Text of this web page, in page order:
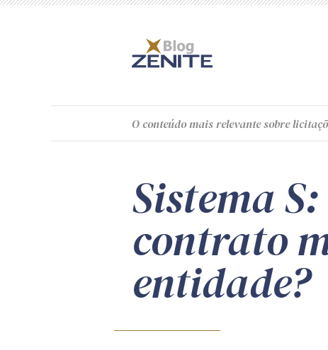
O conteúdomais relevante sobre
Sistema
contrato
entidade?